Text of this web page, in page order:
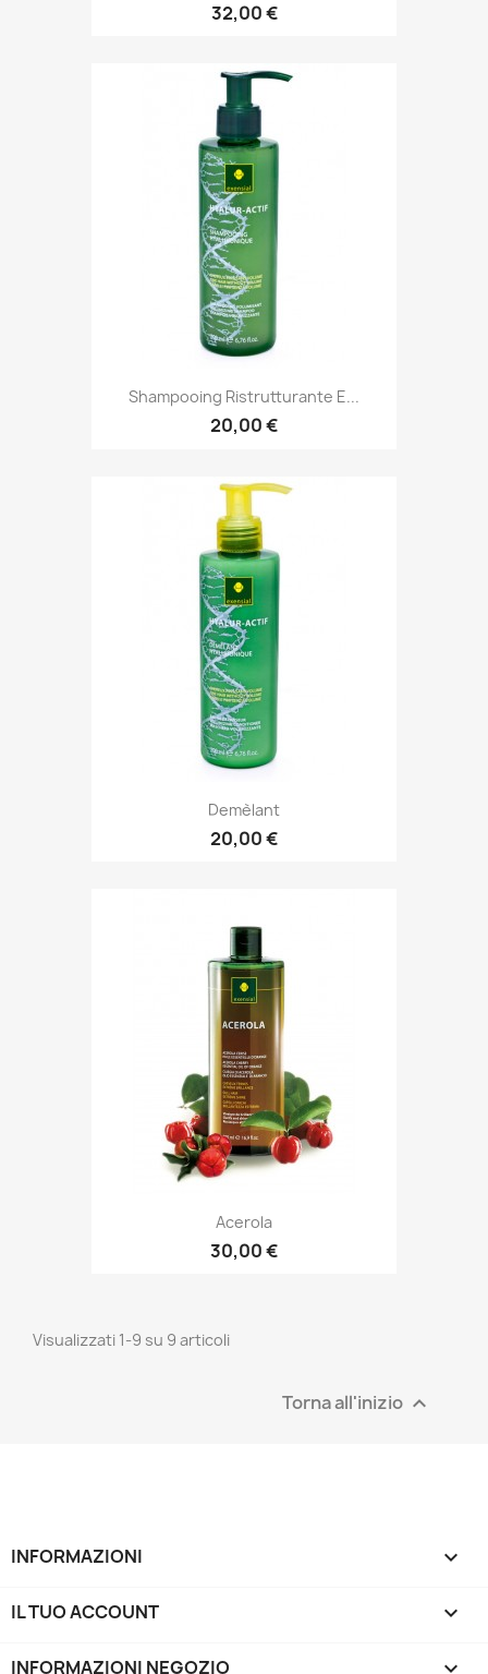
32,00 €
Shampooing Ristrutturante E...
20,00 €
Demèlant
20,00 €
Acerola
30,00 €
Visualizzati 1-9 su 9 articoli
Torna all'inizio 
INFORMAZIONI 
IL TUO ACCOUNT 
INFORMAZIONI NEGOZIO